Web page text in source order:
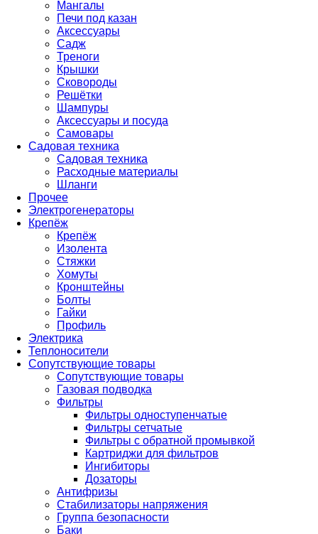
Мангалы
Печи под казан
Аксессуары
Садж
Треноги
Крышки
Сковороды
Решётки
Шампуры
Аксессуары и посуда
Самовары
Садовая техника
Садовая техника
Расходные материалы
Шланги
Прочее
Электрогенераторы
Крепёж
Крепёж
Изолента
Стяжки
Хомуты
Кронштейны
Болты
Гайки
Профиль
Электрика
Теплоносители
Сопутствующие товары
Сопутствующие товары
Газовая подводка
Фильтры
Фильтры одноступенчатые
Фильтры сетчатые
Фильтры с обратной промывкой
Картриджи для фильтров
Ингибиторы
Дозаторы
Антифризы
Стабилизаторы напряжения
Группа безопасности
Баки